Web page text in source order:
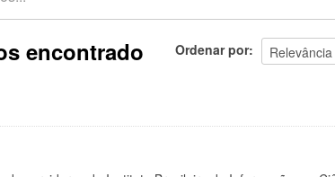
Ordenar por
encontrado